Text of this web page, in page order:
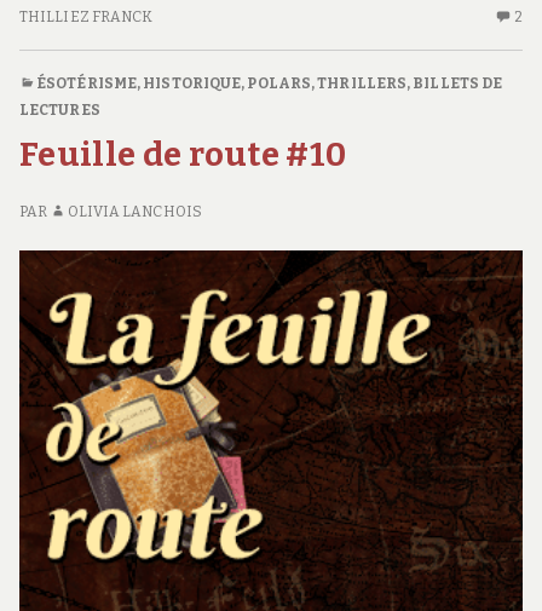
THILLIEZ FRANCK
2
ÉSOTÉRISME, HISTORIQUE, POLARS, THRILLERS, BILLETS DE
LECTURES
Feuille de route #10
PAR OLIVIA LANCHOIS